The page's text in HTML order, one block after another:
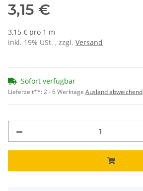
3,15 €
3,15 € pro 1 m
inkl. 19% USt. , zzgl. Versand
Sofort verfügbar
Lieferzeit**:2 - 6 Werktage Ausland abweichend